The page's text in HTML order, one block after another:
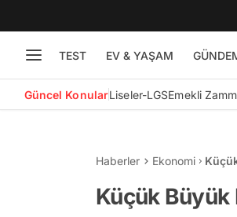
TEST EV & YAŞAM
Güncel KonularLiseler-LGSEmekli
Haberler Ekonomi
Küçük Büyük